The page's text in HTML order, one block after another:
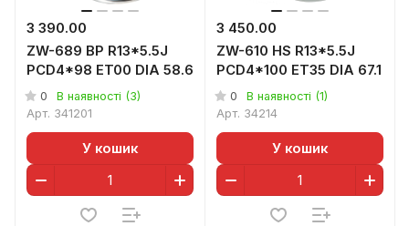
3 390.00
ZW-689 BP R13*5.5J
PCD4*98 ET00 DIA 58.6
0
В наявності (3)
Арт. 341201
У кошик
3 450.00
ZW-610 HS R13*5.5J
PCD4*100 ET35 DIA 67.1
0
В наявності (1)
Арт. 34214
У кошик